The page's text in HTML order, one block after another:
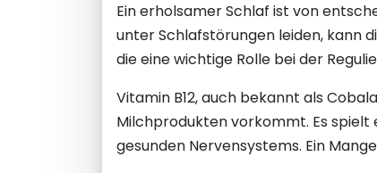
Ein erholsamer Schlaf ist von
unter Schlafstörungen leiden, kann
die eine wichtige Rolle bei der
Vitamin B12, auch bekannt als
Milchprodukten vorkommt. Es
gesunden Nervensystems. Ein